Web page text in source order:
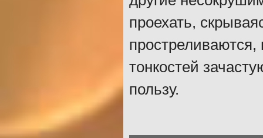
проехать,
простреливаются,
тонкостей
пользу.